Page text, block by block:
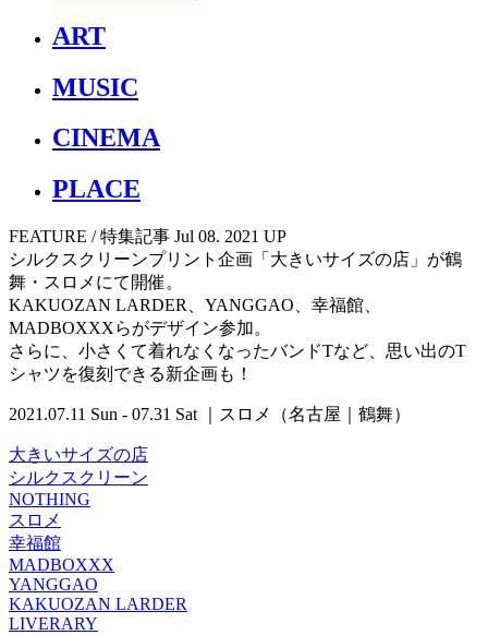
ART
MUSIC
CINEMA
PLACE
FEATURE / 特集記事 Jul 08. 2021 UP
シルクスクリーンプリント企画「大きいサイズの店」が鶴
舞・スロメにて開催。
KAKUOZAN LARDER、YANGGAO、幸福館、
MADBOXXXらがデザイン参加。
さらに、小さくて着れなくなったバンドTなど、思い出のT
シャツを復刻できる新企画も！
2021.07.11 Sun - 07.31 Sat ｜スロメ（名古屋｜鶴舞）
大きいサイズの店
シルクスクリーン
NOTHING
スロメ
幸福館
MADBOXXX
YANGGAO
KAKUOZAN LARDER
LIVERARY